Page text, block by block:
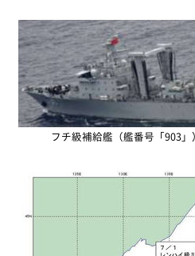
フチ級補給艦（艦番号「903